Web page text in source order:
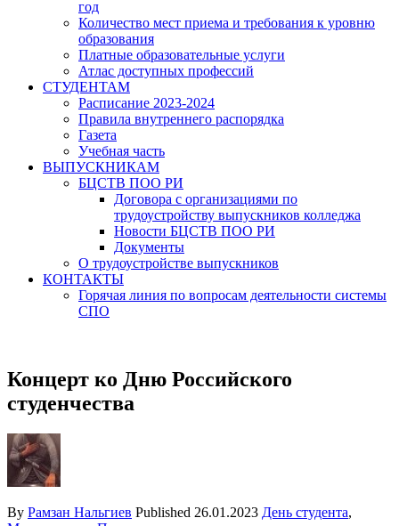
год
Количество мест приема и требования к уровню
образования
Платные образовательные услуги
Атлас доступных профессий
СТУДЕНТАМ
Расписание 2023-2024
Правила внутреннего распорядка
Газета
Учебная часть
ВЫПУСКНИКАМ
БЦСТВ ПОО РИ
Договора с организациями по
трудоустройству выпускников колледжа
Новости БЦСТВ ПОО РИ
Документы
О трудоустройстве выпускников
КОНТАКТЫ
Горячая линия по вопросам деятельности системы
СПО
Концерт ко Дню Российского
студенчества
By Рамзан Нальгиев Published 26.01.2023 День студента,